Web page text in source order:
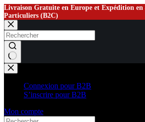
Livraison Gratuite en Europe et Expédition en
Particuliers (B2C)
Passer
au
contenu
Aucun
résultat
Connexion pour B2B
S’inscrire pour B2B
Mon compte